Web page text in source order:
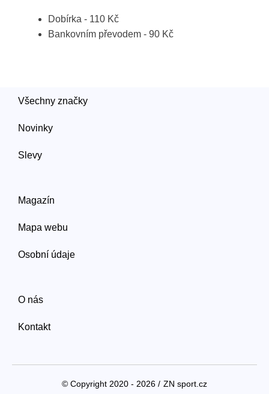
Dobírka - 110 Kč
Bankovním převodem - 90 Kč
Všechny značky
Novinky
Slevy
Magazín
Mapa webu
Osobní údaje
O nás
Kontakt
© Copyright 2020 - 2026 / ZN sport.cz